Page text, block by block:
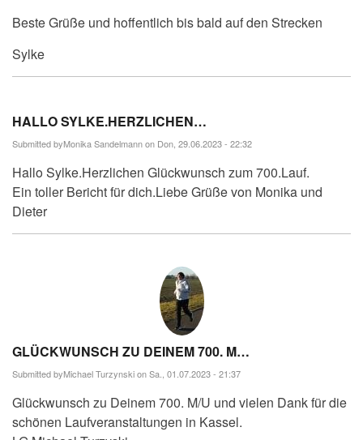
Beste Grüße und hoffentlich bis bald auf den Strecken
Sylke
HALLO SYLKE.HERZLICHEN…
Submitted byMonika Sandelmannon Don, 29.06.2023 - 22:32
Hallo Sylke.Herzlichen Glückwunsch zum 700.Lauf.
Ein toller Bericht für dich.Liebe Grüße von Monika und
Dieter
GLÜCKWUNSCH ZU DEINEM 700. M…
Submitted byMichael Turzynskion Sa., 01.07.2023 - 21:37
Glückwunsch zu Deinem 700. M/U und vielen Dank für die
schönen Laufveranstaltungen in Kassel.